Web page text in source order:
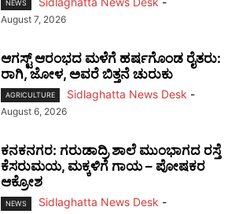
NEWS
August 7, 2026
ಆಗಸ್ಟ್ ಆರಂಭದ ಮಳೆಗೆ ಹರ್ಷಗೊಂಡ ರೈತರು:
ರಾಗಿ, ಜೋಳ, ಅವರೆ ಬಿತ್ತನೆ ಚುರುಕು
AGRICULTURE Sidlaghatta News Desk -
August 6, 2026
ಕನಕನಗರ: ಗರುಡಾದ್ರಿ ಶಾಲೆ ಮುಂಭಾಗದ ರಸ್ತೆ
ಕೆಸರುಮಯ, ಮಕ್ಕಳಿಗೆ ಗಾಯ – ಪೋಷಕರ
ಆಕ್ರೋಶ
NEWS Sidlaghatta News Desk -